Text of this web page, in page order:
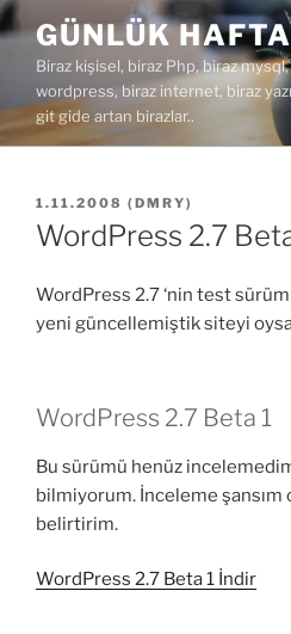
İçeriğe
geç
GÜNLÜK
Biraz kişisel, biraz Php, biraz
wordpress, biraz internet, biraz
git gide artan birazlar..
YAYIM
TARIHI
1.11.2008 ( DMRY)
WordPress 2.7
WordPress 2.7 ‘nin test
yeni güncellemiştik siteyi
WordPress 2.7 Beta 1
Bu sürümü henüz
bilmiyorum. İnceleme şansım
belirtirim.
WordPress 2.7 Beta 1 İndir